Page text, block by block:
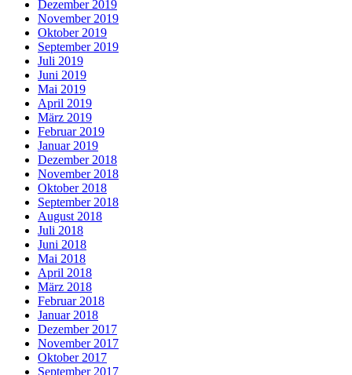
Dezember 2019
November 2019
Oktober 2019
September 2019
Juli 2019
Juni 2019
Mai 2019
April 2019
März 2019
Februar 2019
Januar 2019
Dezember 2018
November 2018
Oktober 2018
September 2018
August 2018
Juli 2018
Juni 2018
Mai 2018
April 2018
März 2018
Februar 2018
Januar 2018
Dezember 2017
November 2017
Oktober 2017
September 2017